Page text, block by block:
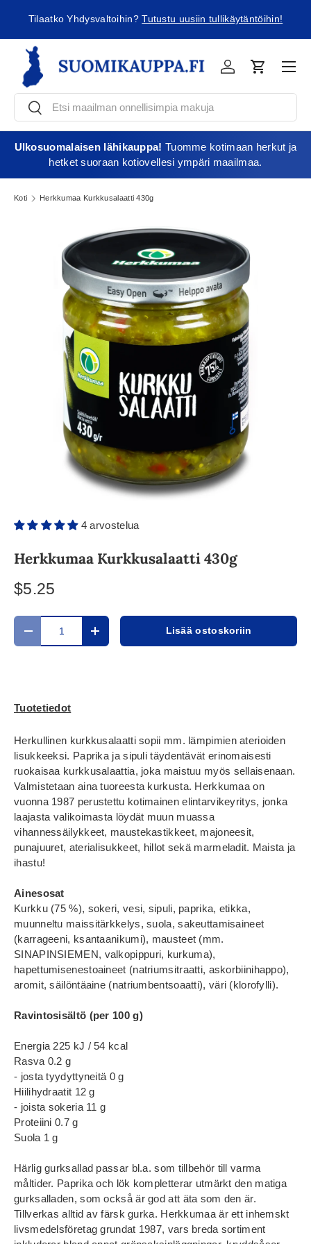
Jatka sisältöön
Tilaatko Yhdysvaltoihin?Tutustu uusiin tullikäytäntöihin!
EtsiEtsi
KirjauduOstoskori
Ulkosuomalaisen lähikauppa! Tuomme kotimaan herkut ja
hetket suoraan kotiovellesi ympäri maailmaa.
Koti Herkkumaa Kurkkusalaatti 430g
4 arvostelua
Herkkumaa Kurkkusalaatti 430g
$5.25
Määrä
Translation missing: fi.cart.items.decrease_quantity
Translation missing:Lisää ostoskoriin
Tuotetiedot
Herkullinen kurkkusalaatti sopii mm. lämpimien aterioiden
lisukkeeksi. Paprika ja sipuli täydentävät erinomaisesti
ruokaisaa kurkkusalaattia, joka maistuu myös sellaisenaan.
Valmistetaan aina tuoreesta kurkusta. Herkkumaa on
vuonna 1987 perustettu kotimainen elintarvikeyritys, jonka
laajasta valikoimasta löydät muun muassa
vihannessäilykkeet, maustekastikkeet, majoneesit,
punajuuret, aterialisukkeet, hillot sekä marmeladit. Maista ja
ihastu!
Ainesosat
Kurkku (75 %), sokeri, vesi, sipuli, paprika, etikka,
muunneltu maissitärkkelys, suola, sakeuttamisaineet
(karrageeni, ksantaanikumi), mausteet (mm.
SINAPINSIEMEN, valkopippuri, kurkuma),
hapettumisenestoaineet (natriumsitraatti, askorbiinihappo),
aromit, säilöntäaine (natriumbentsoaatti), väri (klorofylli).
Ravintosisältö (per 100 g)
Energia 225 kJ / 54 kcal
Rasva 0.2 g
- josta tyydyttyneitä 0 g
Hiilihydraatit 12 g
- joista sokeria 11 g
Proteiini 0.7 g
Suola 1 g
Härlig gurksallad passar bl.a. som tillbehör till varma
måltider. Paprika och lök kompletterar utmärkt den matiga
gurksalladen, som också är god att äta som den är.
Tillverkas alltid av färsk gurka. Herkkumaa är ett inhemskt
livsmedelsföretag grundat 1987, vars breda sortiment